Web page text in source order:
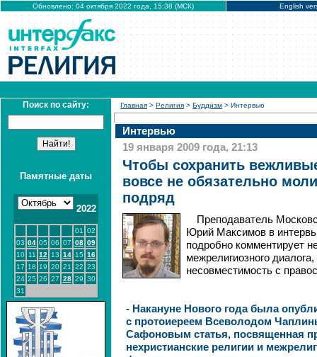
Обновлено: 04 октября 2022 года, 15:38 (МСК) English
Поиск по сайту:
Памятные даты
2022
01
02
03 04 05 06 07 08 09
10
11 12 13 14 15 16
17 18 19 20 21 22 23
24 25 26 27 28 29 30
31
Главная > Религия > Буддизм > Интервью
Интервью
19 января 2009 года, 21:13
Чтобы сохранить
вовсе не обязательно
подряд
Преподаватель
Юрий Максимов в
подробно комментирует
межрелигиозного
несовместимость с
- Накануне Нового года была
с протоиереем Всеволодом
Сафоновым статья, посвященная
нехристианские религии и